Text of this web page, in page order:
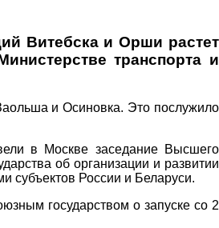
Витебска и Орши растет
транспорта и
и Осиновка. Это послужило
в Москве заседание Высшего
об организации и развитии
субъектов России и Беларуси.
государством о запуске со 2